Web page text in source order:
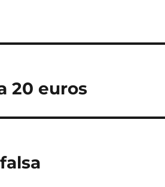
20 euros